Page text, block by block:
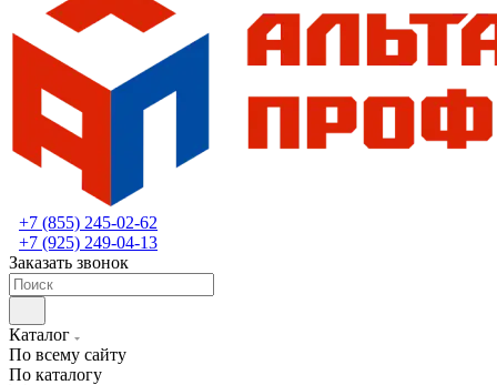
+7 (855) 245-02-62
+7 (925) 249-04-13
Заказать звонок
Каталог
По всему сайту
По каталогу